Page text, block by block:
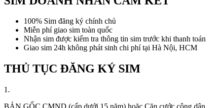
100% Sim đăng ký chính chủ
Miễn phí giao sim toàn quốc
Nhận sim được kiểm tra thông tin sim trước khi thanh toán
Giao sim 24h không phát sinh chi phí tại Hà Nội, HCM
THỦ TỤC ĐĂNG KÝ SIM
1.